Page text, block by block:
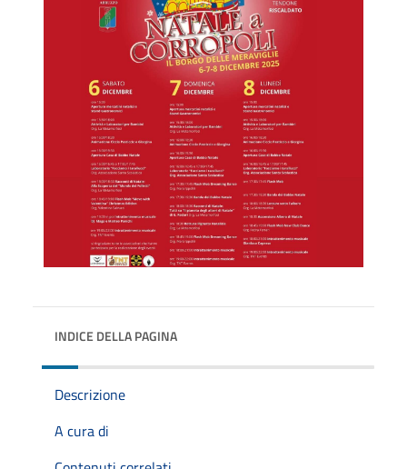
INDICE DELLA PAGINA
Descrizione
A cura di